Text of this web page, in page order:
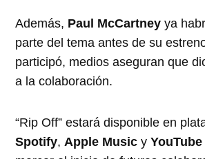
Además, Paul McCartney ya
parte del tema antes de su
participó, medios aseguran que
a la colaboración.
“Rip Off” estará disponible en
Spotify, Apple Music y